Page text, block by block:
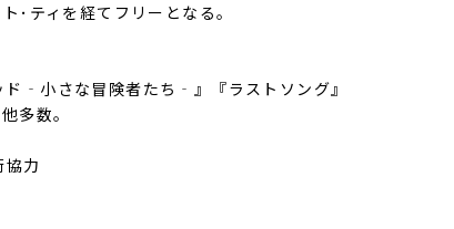
･ティを経てフリーとなる。
‐小さな冒険者たち‐』『ラストソング』
多数。
力